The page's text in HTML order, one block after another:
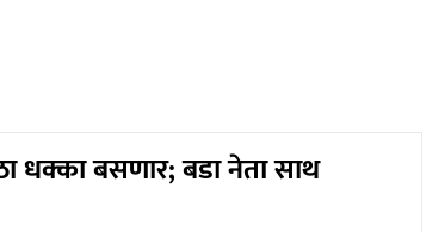
धक्का बसणार; बडा नेता साथ